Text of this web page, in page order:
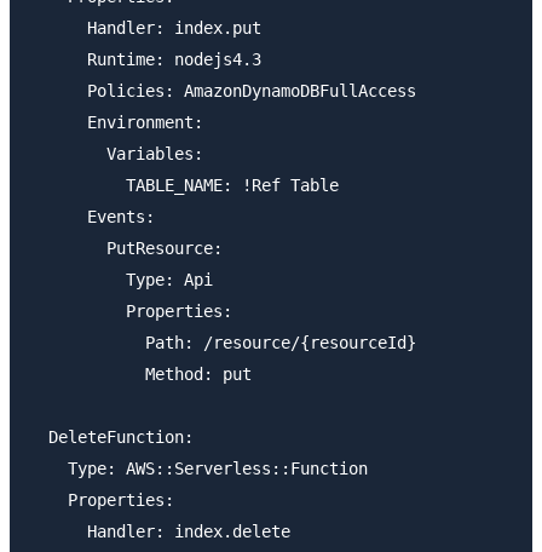
      Handler: index.put
      Runtime: nodejs4.3
      Policies: AmazonDynamoDBFullAccess
      Environment:
        Variables:
          TABLE_NAME: !Ref Table
      Events:
        PutResource:
          Type: Api
          Properties:
            Path: /resource/{resourceId}
            Method: put
  DeleteFunction:
    Type: AWS::Serverless::Function
    Properties:
      Handler: index.delete